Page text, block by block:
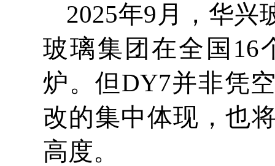
2025年9月，华兴
玻璃集团在全国16
炉。但DY7并非凭
改的集中体现，也
高度。